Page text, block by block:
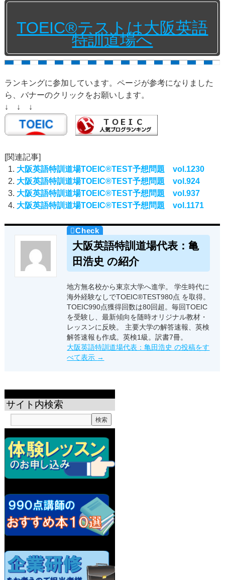
TOEIC®テストは大阪英語
特訓道場へ
ランキングに参加しています。ページが参考になりました
ら、バナーのクリックをお願いします。
↓ ↓ ↓
[関連記事]
大阪英語特訓道場TOEIC®TEST予想問題 vol.1230
大阪英語特訓道場TOEIC®TEST予想問題 vol.924
大阪英語特訓道場TOEIC®TEST予想問題 vol.937
大阪英語特訓道場TOEIC®TEST予想問題 vol.1171
大阪英語特訓道場代表：亀
田浩史 の紹介
地方無名校から東京大学へ進学。 学生時代に
海外経験なしでTOEIC®TEST980点 を取得。
TOEIC990点獲得回数は80回超。毎回TOEIC
を受験し、最新傾向を随時オリジナル教材・
レッスンに反映。 主要大学の解答速報、英検
解答速報も作成。英検1級。訳書7冊。
大阪英語特訓道場代表：亀田浩史 の投稿をす
べて表示 →
サイト内検索